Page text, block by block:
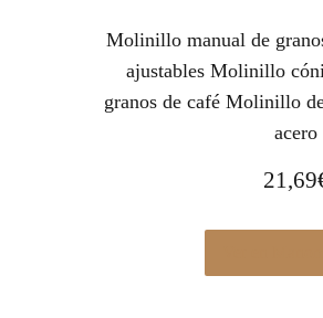
Molinillo manual de
ajustables Molinillo
granos de café Molinillo
acero
21,69